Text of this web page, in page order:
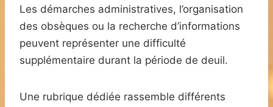
Les démarches administratives, l’organisation
des obsèques ou la recherche d’informations
peuvent représenter une difficulté
supplémentaire durant la période de deuil.
Une rubrique dédiée rassemble différents